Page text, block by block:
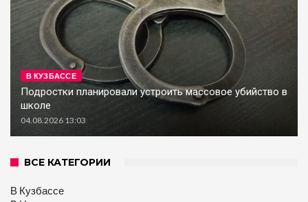
В КУЗБАССЕ
Подростки планировали устроить массовое убийство в
школе
04.08.2026 13:03
ВСЕ КАТЕГОРИИ
В Кузбассе